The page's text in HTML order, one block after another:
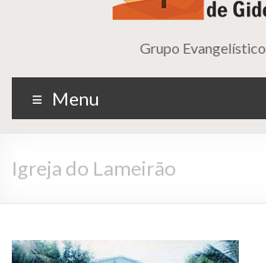
Grupo Evangelístico
Menu
Igreja do Lameirão